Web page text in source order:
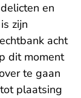
en
zijn
acht
dit moment
te gaan
plaatsing